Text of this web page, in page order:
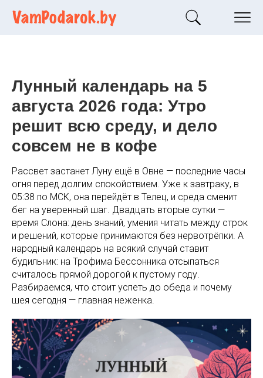
Лунный календарь на 5
августа 2026 года: Утро
решит всю среду, и дело
совсем не в кофе
Рассвет застанет Луну ещё в Овне — последние часы
огня перед долгим спокойствием. Уже к завтраку, в
05:38 по МСК, она перейдёт в Телец, и среда сменит
бег на уверенный шаг. Двадцать вторые сутки —
время Слона: день знаний, умения читать между строк
и решений, которые принимаются без нервотрёпки. А
народный календарь на всякий случай ставит
будильник: на Трофима Бессонника отсыпаться
считалось прямой дорогой к пустому году.
Разбираемся, что стоит успеть до обеда и почему
шея сегодня — главная неженка.